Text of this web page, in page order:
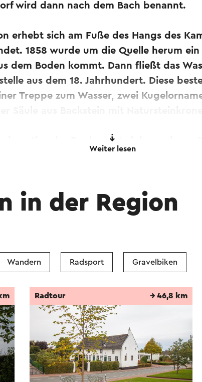
wird dann nach dem Bach benannt.
erhebt sich am Fuße des Hangs des
1858 wurde um die Quelle herum
dem Boden kommt. Dann fließt das
aus dem 18. Jahrhundert. Diese
Treppe zum Wasser, zwei
ein nationales Denkmal. Auf der anderen
Wanders aufgestellt, das die heilige
Weiter lesen
in der Region
Wandern Radsport Gravelbiken
Radtour → 46,8 km